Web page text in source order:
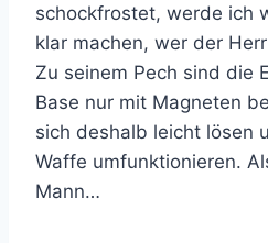
schockfrostet, werde ich
klar machen, wer der
Zu seinem Pech sind die
Base nur mit Magneten
sich deshalb leicht lösen
Waffe umfunktionieren.
Mann…